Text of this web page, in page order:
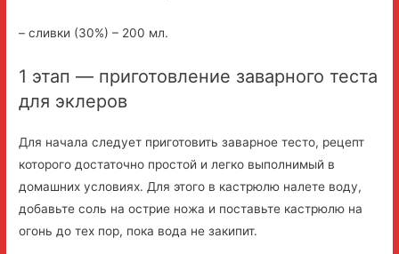
– сливки (30%) – 200 мл.
1 этап — приготовление заварного теста
для эклеров
Для начала следует приготовить заварное тесто, рецепт
которого достаточно простой и легко выполнимый в
домашних условиях. Для этого в кастрюлю налете воду,
добавьте соль на острие ножа и поставьте кастрюлю на
огонь до тех пор, пока вода не закипит.